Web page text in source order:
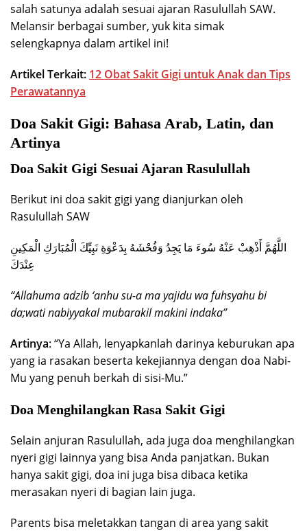
salah satunya adalah sesuai ajaran Rasulullah SAW.
Melansir berbagai sumber, yuk kita simak
selengkapnya dalam artikel ini!
Artikel Terkait: 12 Obat Sakit Gigi untuk Anak dan Tips
Perawatannya
Doa Sakit Gigi: Bahasa Arab, Latin, dan
Artinya
Doa Sakit Gigi Sesuai Ajaran Rasulullah
Berikut ini doa sakit gigi yang dianjurkan oleh
Rasulullah SAW
اللَّهُمَّ أَذْهِبْ عَنْهُ سُوءَ مَا يَجِدُ وَفُحْشَهُ بِدَعْوَةِ نَبِيِّكَ الْمُبَارَكِ الْمَكِينِ
عِنْدَكَ
“Allahuma adzib ‘anhu su-a ma yajidu wa fuhsyahu bi
da;wati nabiyyakal mubarakil makini indaka”
Artinya: “Ya Allah, lenyapkanlah darinya keburukan apa
yang ia rasakan beserta kekejiannya dengan doa Nabi-
Mu yang penuh berkah di sisi-Mu.”
Doa Menghilangkan Rasa Sakit Gigi
Selain anjuran Rasulullah, ada juga doa menghilangkan
nyeri gigi lainnya yang bisa Anda panjatkan. Bukan
hanya sakit gigi, doa ini juga bisa dibaca ketika
merasakan nyeri di bagian lain juga.
Parents bisa meletakkan tangan di area yang sakit